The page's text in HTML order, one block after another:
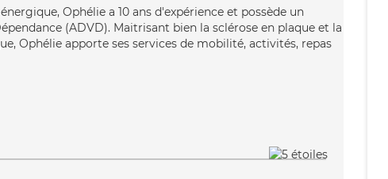
Ophélie a 10 ans d'expérience et possède un
(ADVD). Maitrisant bien la sclérose en plaque et la
Ophélie apporte ses services de mobilité, activités, repas